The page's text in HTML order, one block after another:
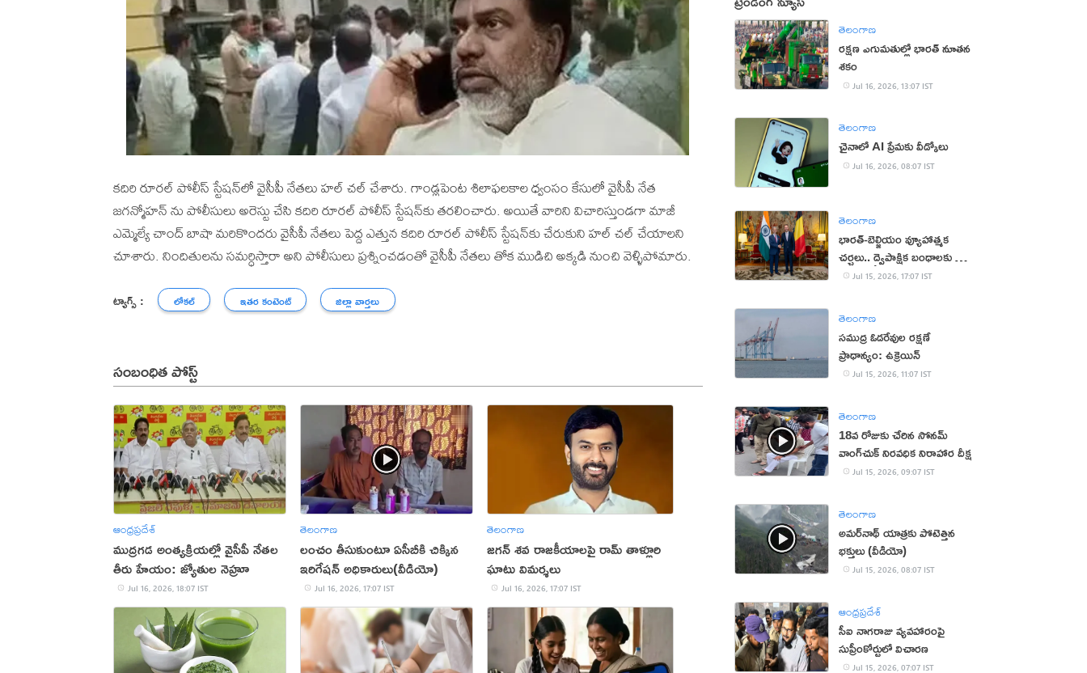
కదిరి రూరల్ పోలీస్ స్టేషన్‌లో వైసీపీ నేతలు హల్ చల్ చేశారు. గాండ్లపెంట శిలాఫలకాల ధ్వంసం కేసులో వైసీపీ నేత
జగన్మోహన్‌ ను పోలీసులు అరెస్టు చేసి కదిరి రూరల్ పోలీస్ స్టేషన్‌కు తరలించారు. అయితే వారిని విచారిస్తుండగా మాజీ
ఎమ్మెల్యే చాంద్ బాషా మరికొందరు వైసీపీ నేతలు పెద్ద ఎత్తున కదిరి రూరల్ పోలీస్ స్టేషన్‌కు చేరుకుని హల్ చల్ చేయాలని
చూశారు. నిందితులను సమర్ధిస్తారా అని పోలీసులు ప్రశ్నించడంతో వైసీపీ నేతలు తోక ముడిచి అక్కడి నుంచి వెళ్ళిపోమారు.
ట్యాగ్స్ : లోకల్ ఇతర కంటెంట్ జిల్లా వార్తలు
సంబంధిత పోస్ట్
ఆంధ్రప్రదేశ్
ముద్రగడ అంత్యక్రియల్లో వైసీపీ నేతల
తీరు హేయం: జ్యోతుల నెహ్రూ
Jul 16, 2026, 18:07 IST
తెలంగాణ
లంచం తీసుకుంటూ ఏసీబీకి చిక్కిన
ఇరిగేషన్ అధికారులు(వీడియో)
Jul 16, 2026, 17:07 IST
తెలంగాణ
జగన్ శవ రాజకీయాలపై రామ్ తాళ్లూరి
ఘాటు విమర్శలు
Jul 16, 2026, 17:07 IST
తెలంగాణ
రక్షణ ఎగుమతుల్లో భారత్ నూతన
శకం
Jul 16, 2026, 13:07 IST
తెలంగాణ
చైనాలో AI ప్రేమకు వీడ్కోలు
Jul 16, 2026, 08:07 IST
తెలంగాణ
భారత్-బెల్జియం వ్యూహాత్మక
చర్చలు.. ద్వైపాక్షిక బంధాలకు కొత్త
ఊపుJul 15, 2026, 17:07 IST
తెలంగాణ
సముద్ర ఓడరేవుల రక్షణే
ప్రాధాన్యం: ఉక్రెయిన్
Jul 15, 2026, 11:07 IST
తెలంగాణ
18వ రోజుకు చేరిన సోనమ్
వాంగ్‌చుక్ నిరవధిక నిరాహార దీక్ష
Jul 15, 2026, 09:07 IST
తెలంగాణ
అమర్‌నాథ్ యాత్రకు పోటెత్తిన
భక్తులు (వీడియో)
Jul 15, 2026, 08:07 IST
ఆంధ్రప్రదేశ్
సీఐ నాగరాజు వ్యవహారంపై
సుప్రీంకోర్టులో విచారణ
Jul 15, 2026, 07:07 IST